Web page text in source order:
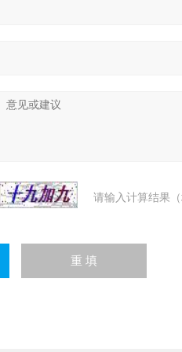
请输入计算结果